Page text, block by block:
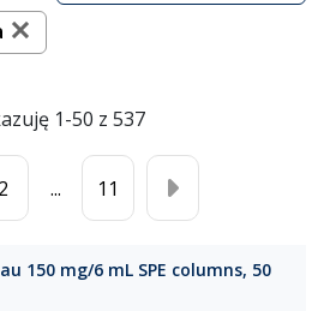
1-50 z 537
2 ... 11
150 mg/6 mL SPE columns, 50